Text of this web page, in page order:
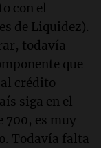
con el
de Liquidez).
todavía
que
crédito
siga en el
700, es muy
Todavía falta